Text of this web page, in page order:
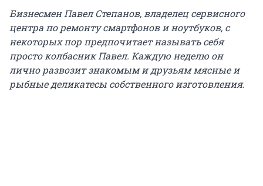
Бизнесмен Павел Степанов, владелец сервисного
центра по ремонту смартфонов и ноутбуков, с
некоторых пор предпочитает называть себя
просто колбасник Павел. Каждую неделю он
лично развозит знакомым и друзьям мясные и
рыбные деликатесы собственного изготовления.